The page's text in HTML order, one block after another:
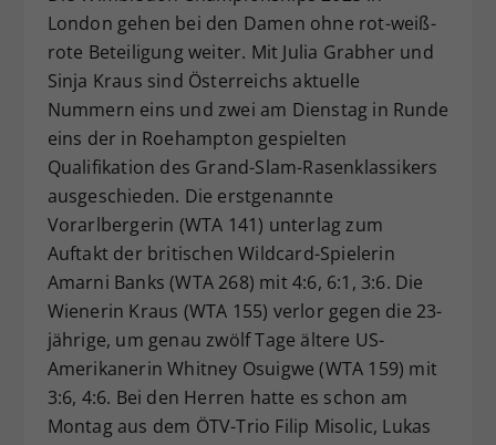
London gehen bei den Damen ohne rot-weiß-
rote Beteiligung weiter. Mit Julia Grabher und
Sinja Kraus sind Österreichs aktuelle
Nummern eins und zwei am Dienstag in Runde
eins der in Roehampton gespielten
Qualifikation des Grand-Slam-Rasenklassikers
ausgeschieden. Die erstgenannte
Vorarlbergerin (WTA 141) unterlag zum
Auftakt der britischen Wildcard-Spielerin
Amarni Banks (WTA 268) mit 4:6, 6:1, 3:6. Die
Wienerin Kraus (WTA 155) verlor gegen die 23-
jährige, um genau zwölf Tage ältere US-
Amerikanerin Whitney Osuigwe (WTA 159) mit
3:6, 4:6. Bei den Herren hatte es schon am
Montag aus dem ÖTV-Trio Filip Misolic, Lukas
Zweck
Dieser Wert speichert Ihre Consent-
Einstellungen. Unter anderem eine
zufällig generierte ID, für die
historische Speicherung Ihrer
vorgenommen Einstellungen, falls der
Webseiten-Betreiber dies eingestellt
hat.